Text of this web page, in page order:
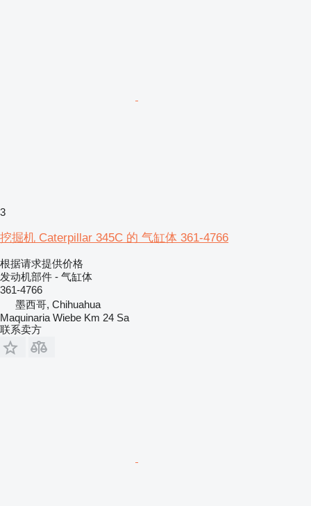
3
挖掘机 Caterpillar 345C 的 气缸体 361-4766
根据请求提供价格
发动机部件 - 气缸体
361-4766
墨西哥, Chihuahua
Maquinaria Wiebe Km 24 Sa
联系卖方